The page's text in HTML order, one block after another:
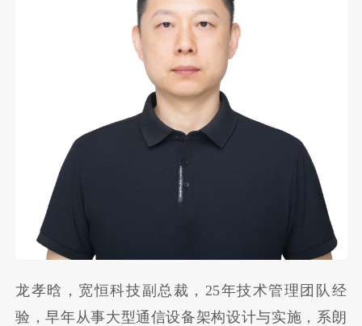
龙孝晗，宽恒科技副总裁，25年技术管理团队经
验，早年从事大型通信设备架构设计与实施，系朗